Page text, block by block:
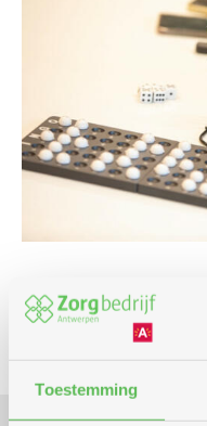
Toestemming
Spel